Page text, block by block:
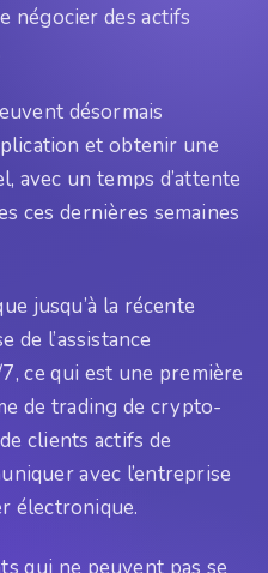
négocier des actifs
désormais
et obtenir une
avec un temps d’attente
ces dernières semaines
jusqu’à la récente
de l’assistance
ce qui est une première
de trading de crypto-
clients actifs de
avec l’entreprise
électronique.